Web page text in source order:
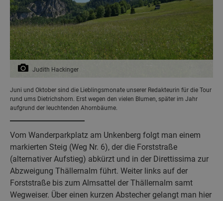
Judith Hackinger
Juni und Oktober sind die Lieblingsmonate unserer Redakteurin für die Tour
rund ums Dietrichshorn. Erst wegen den vielen Blumen, später im Jahr
aufgrund der leuchtenden Ahornbäume.
Vom Wanderparkplatz am Unkenberg folgt man einem
markierten Steig (Weg Nr. 6), der die Forststraße
(alternativer Aufstieg) abkürzt und in der Direttissima zur
Abzweigung Thällernalm führt. Weiter links auf der
Forststraße bis zum Almsattel der Thällernalm samt
Wegweiser. Über einen kurzen Abstecher gelangt man hier